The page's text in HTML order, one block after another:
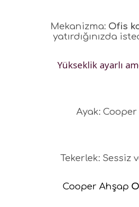
Mekanizma: Ofis
yatırdığınızda
Yükseklik ayarlı
Ayak: Cooper
Tekerlek: Sessiz
Cooper Ahşap